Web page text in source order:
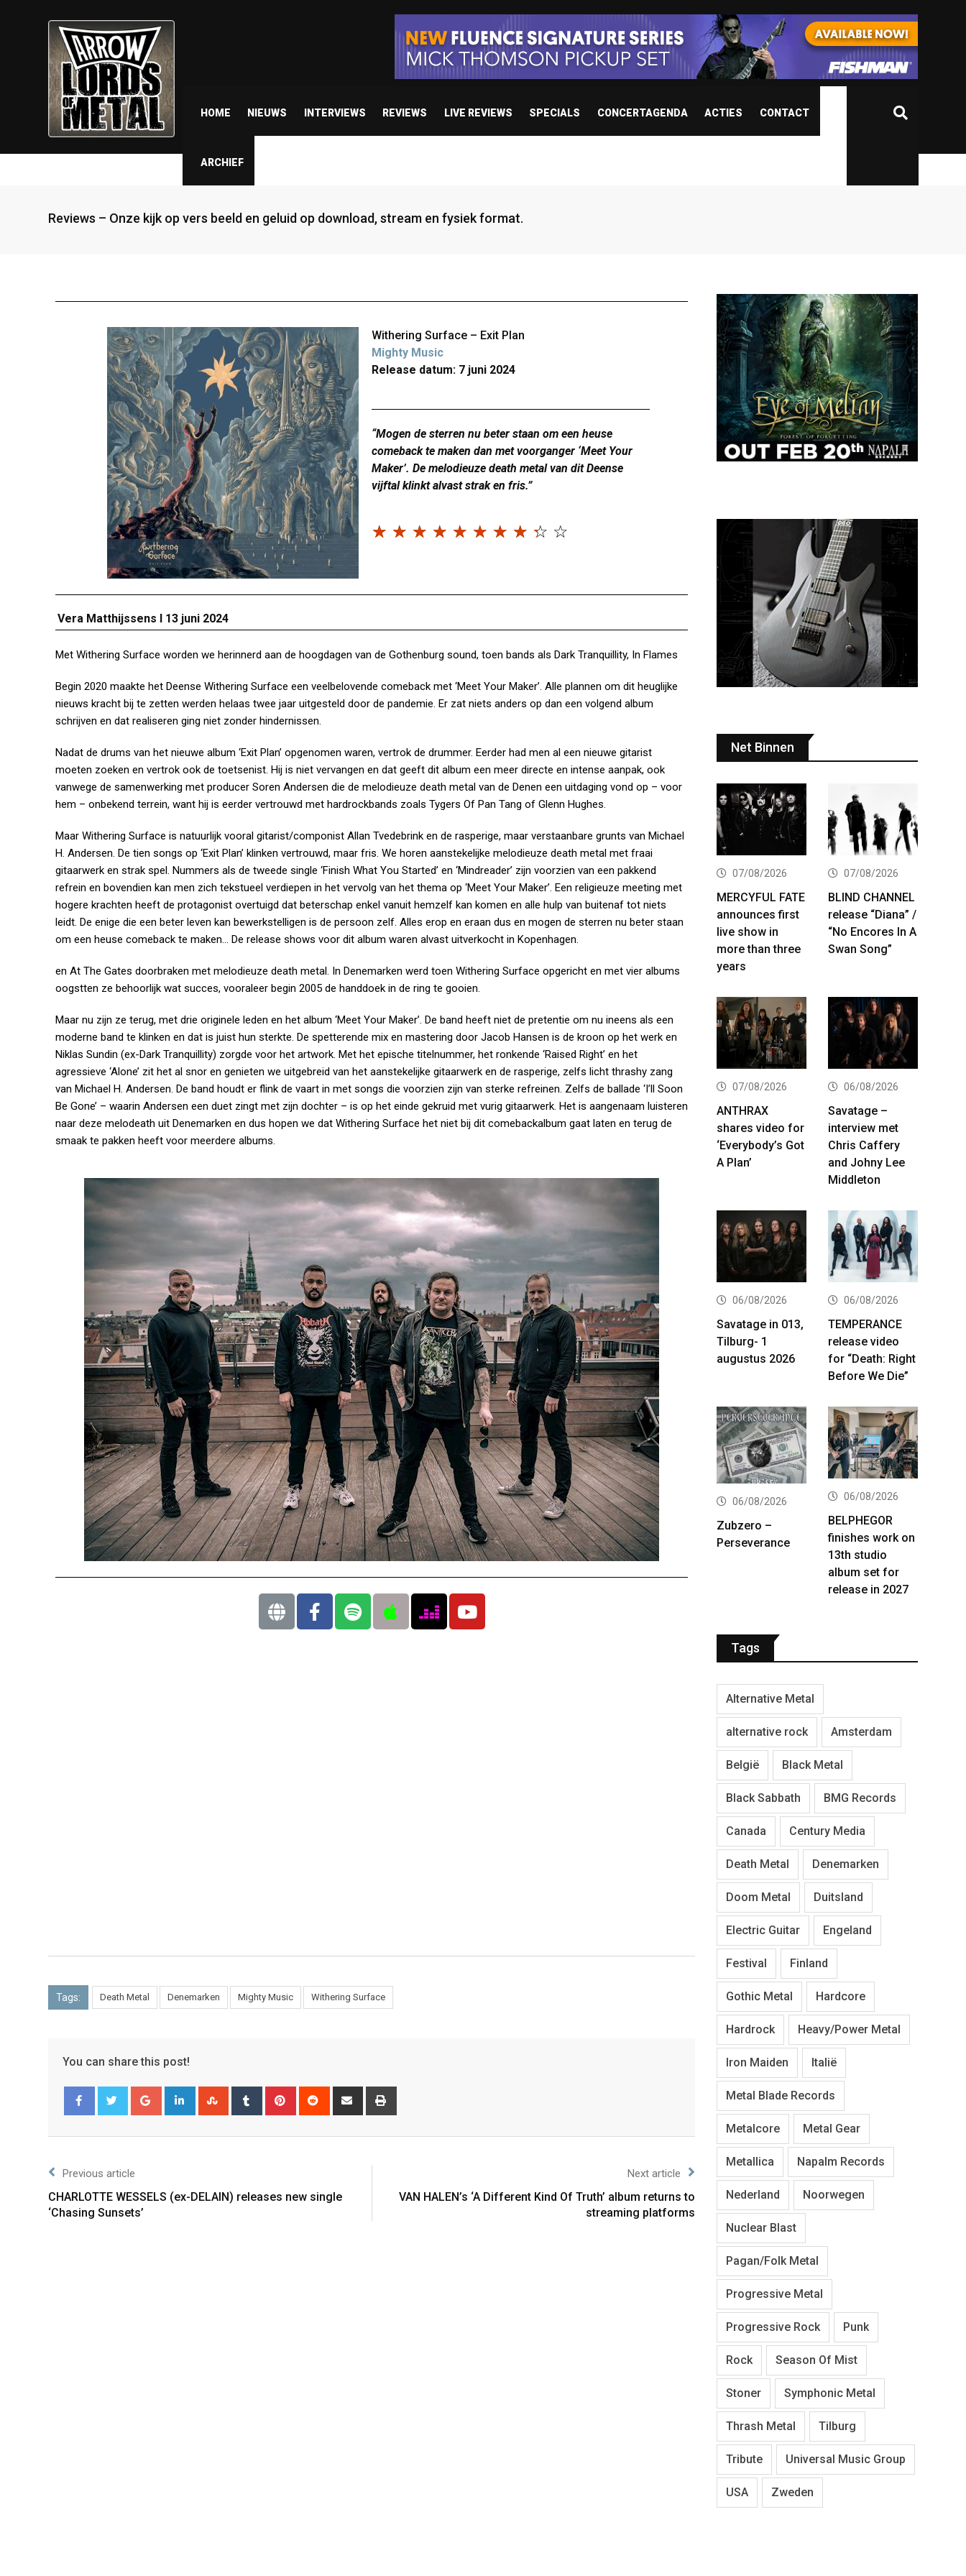
HOME NIEUWS INTERVIEWS REVIEWS LIVE REVIEWS SPECIALS CONCERTAGENDA ACTIES CONTACT
ARCHIEF
Reviews – Onze kijk op vers beeld en geluid op download, stream en fysiek format.
Withering Surface – Exit Plan
Mighty Music
Release datum: 7 juni 2024
“Mogen de sterren nu beter staan om een heuse
comeback te maken dan met voorganger ‘Meet Your
Maker’. De melodieuze death metal van dit Deense
vijftal klinkt alvast strak en fris.”
☆ ☆ ☆ ☆ ☆ ☆ ☆ ☆ ☆ ☆
Vera Matthijssens I 13 juni 2024
Met Withering Surface worden we herinnerd aan de hoogdagen van de Gothenburg sound, toen bands als Dark Tranquillity, In Flames
Begin 2020 maakte het Deense Withering Surface een veelbelovende comeback met ‘Meet Your Maker’. Alle plannen om dit heuglijke
nieuws kracht bij te zetten werden helaas twee jaar uitgesteld door de pandemie. Er zat niets anders op dan een volgend album
schrijven en dat realiseren ging niet zonder hindernissen.
Nadat de drums van het nieuwe album ‘Exit Plan’ opgenomen waren, vertrok de drummer. Eerder had men al een nieuwe gitarist
moeten zoeken en vertrok ook de toetsenist. Hij is niet vervangen en dat geeft dit album een meer directe en intense aanpak, ook
vanwege de samenwerking met producer Soren Andersen die de melodieuze death metal van de Denen een uitdaging vond op – voor
hem – onbekend terrein, want hij is eerder vertrouwd met hardrockbands zoals Tygers Of Pan Tang of Glenn Hughes.
Maar Withering Surface is natuurlijk vooral gitarist/componist Allan Tvedebrink en de rasperige, maar verstaanbare grunts van Michael
H. Andersen. De tien songs op ‘Exit Plan’ klinken vertrouwd, maar fris. We horen aanstekelijke melodieuze death metal met fraai
gitaarwerk en strak spel. Nummers als de tweede single ‘Finish What You Started’ en ‘Mindreader’ zijn voorzien van een pakkend
refrein en bovendien kan men zich tekstueel verdiepen in het vervolg van het thema op ‘Meet Your Maker’. Een religieuze meeting met
hogere krachten heeft de protagonist overtuigd dat beterschap enkel vanuit hemzelf kan komen en alle hulp van buitenaf tot niets
leidt. De enige die een beter leven kan bewerkstelligen is de persoon zelf. Alles erop en eraan dus en mogen de sterren nu beter staan
om een heuse comeback te maken… De release shows voor dit album waren alvast uitverkocht in Kopenhagen.
en At The Gates doorbraken met melodieuze death metal. In Denemarken werd toen Withering Surface opgericht en met vier albums
oogstten ze behoorlijk wat succes, vooraleer begin 2005 de handdoek in de ring te gooien.
Maar nu zijn ze terug, met drie originele leden en het album ‘Meet Your Maker’. De band heeft niet de pretentie om nu ineens als een
moderne band te klinken en dat is juist hun sterkte. De spetterende mix en mastering door Jacob Hansen is de kroon op het werk en
Niklas Sundin (ex-Dark Tranquillity) zorgde voor het artwork. Met het epische titelnummer, het ronkende ‘Raised Right’ en het
agressieve ‘Alone’ zit het al snor en genieten we uitgebreid van het aanstekelijke gitaarwerk en de rasperige, zelfs licht thrashy zang
van Michael H. Andersen. De band houdt er flink de vaart in met songs die voorzien zijn van sterke refreinen. Zelfs de ballade ‘I’ll Soon
Be Gone’ – waarin Andersen een duet zingt met zijn dochter – is op het einde gekruid met vurig gitaarwerk. Het is aangenaam luisteren
naar deze melodeath uit Denemarken en dus hopen we dat Withering Surface het niet bij dit comebackalbum gaat laten en terug de
smaak te pakken heeft voor meerdere albums.
Tags: Death Metal Denemarken Mighty Music Withering Surface
You can share this post!
Previous article
CHARLOTTE WESSELS (ex-DELAIN) releases new single
‘Chasing Sunsets’
Next article
VAN HALEN’s ‘A Different Kind Of Truth’ album returns to
streaming platforms
Net Binnen
07/08/2026
MERCYFUL FATE
announces first
live show in
more than three
years
07/08/2026
BLIND CHANNEL
release “Diana” /
“No Encores In A
Swan Song”
07/08/2026
ANTHRAX
shares video for
‘Everybody’s Got
A Plan’
06/08/2026
Savatage –
interview met
Chris Caffery
and Johny Lee
Middleton
06/08/2026
Savatage in 013,
Tilburg- 1
augustus 2026
06/08/2026
TEMPERANCE
release video
for “Death: Right
Before We Die”
06/08/2026
Zubzero –
Perseverance
06/08/2026
BELPHEGOR
finishes work on
13th studio
album set for
release in 2027
Tags
Alternative Metal
alternative rock Amsterdam
België Black Metal
Black Sabbath BMG Records
Canada Century Media
Death Metal Denemarken
Doom Metal Duitsland
Electric Guitar Engeland
Festival Finland
Gothic Metal Hardcore
Hardrock Heavy/Power Metal
Iron Maiden Italië
Metal Blade Records
Metalcore Metal Gear
Metallica Napalm Records
Nederland Noorwegen
Nuclear Blast
Pagan/Folk Metal
Progressive Metal
Progressive Rock Punk
Rock Season Of Mist
Stoner Symphonic Metal
Thrash Metal Tilburg
Tribute Universal Music Group
USA Zweden